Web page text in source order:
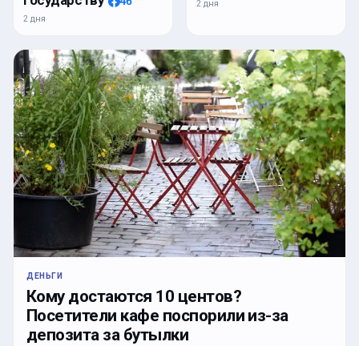
2 дня
2 дня
ДЕНЬГИ
Кому достаются 10 центов?
Посетители кафе поспорили из-за
депозита за бутылки